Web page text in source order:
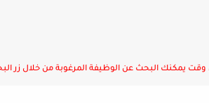
وقت يمكنك البحث عن الوظيفة المرغوبة من خلال زر